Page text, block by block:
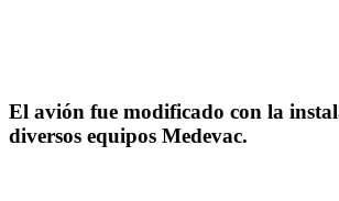
El avión fue modificado con la
diversos equipos Medevac.